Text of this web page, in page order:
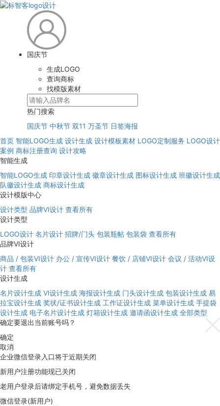
国庆节
生成LOGO
查询商标
找模版素材
热门搜索
国庆节 中秋节 双11 万圣节 日签海报
首页 智能LOGO生成 设计生成 设计模板素材 LOGO定制服务 LOGO设计
案例 商标注册查询 设计攻略
智能生成
智能LOGO生成 印章设计生成 徽章设计生成 图标设计生成 班徽设计生成
队徽设计生成 商标设计生成
设计模版中心
设计类型 品牌VI设计 查看所有
设计类型
LOGO设计 名片设计 招牌/门头 包装瓶帖 包装袋 查看所有
品牌VI设计
商品 / 包装VI设计 办公 / 宣传VI设计 餐饮 / 店铺VI设计 会议 / 活动VI设
计 查看所有
设计生成
名片设计生成 VI设计生成 海报设计生成 门头设计生成 包装设计生成 易
拉宝设计生成 奖状/证书设计生成 工作证设计生成 菜单设计生成 手提袋
设计生成 电子名片设计生成 灯箱设计生成 邀请函设计生成 全部类型
确定要退出当前账号吗？
确定
取消
企业微信登录入口将于近期关闭
新用户注册功能现已关闭
老用户登录后请绑定手机号，避免数据丢失
微信登录(新用户)